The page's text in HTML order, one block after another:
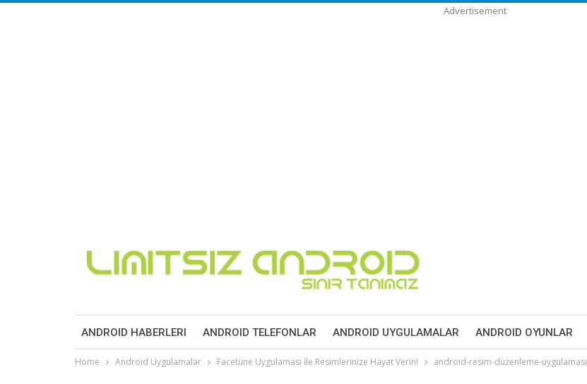
Advertisement
ANDROID HABERLERI ANDROID TELEFONLAR ANDROID UYGULAMALAR ANDROID OYUNLAR
Home Android Uygulamalar Facetune Uygulaması İle Resimlerinize Hayat Verin! android-resim-düzenleme-uygulaması